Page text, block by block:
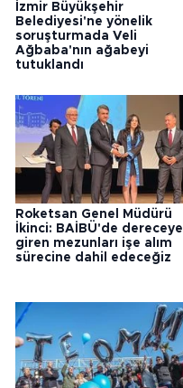
İzmir Büyükşehir
Belediyesi'ne yönelik
soruşturmada Veli
Ağbaba'nın ağabeyi
tutuklandı
Roketsan Genel Müdürü
İkinci: BAİBÜ'de dereceye
giren mezunları işe alım
sürecine dahil edeceğiz